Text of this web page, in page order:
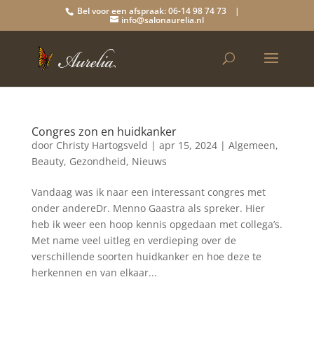
Bel voor een afspraak: 06-14 98 74 73 |
info@salonaurelia.nl
Congres zon en huidkanker
door Christy Hartogsveld | apr 15, 2024| Algemeen,
Beauty, Gezondheid, Nieuws
Vandaag was ik naar een interessant congres met
onder andereDr. Menno Gaastra als spreker. Hier
heb ik weer een hoop kennis opgedaan met collega’s.
Met name veel uitleg en verdieping over de
verschillende soorten huidkanker en hoe deze te
herkennen en van elkaar...